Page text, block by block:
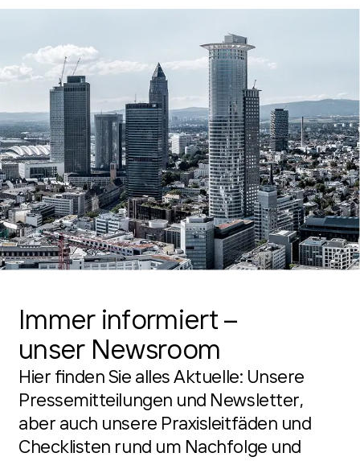
Immer informiert –
unser Newsroom
Hier finden Sie alles Aktuelle: Unsere
Pressemitteilungen und Newsletter,
aber auch unsere Praxisleitfäden und
Checklisten rund um Nachfolge und